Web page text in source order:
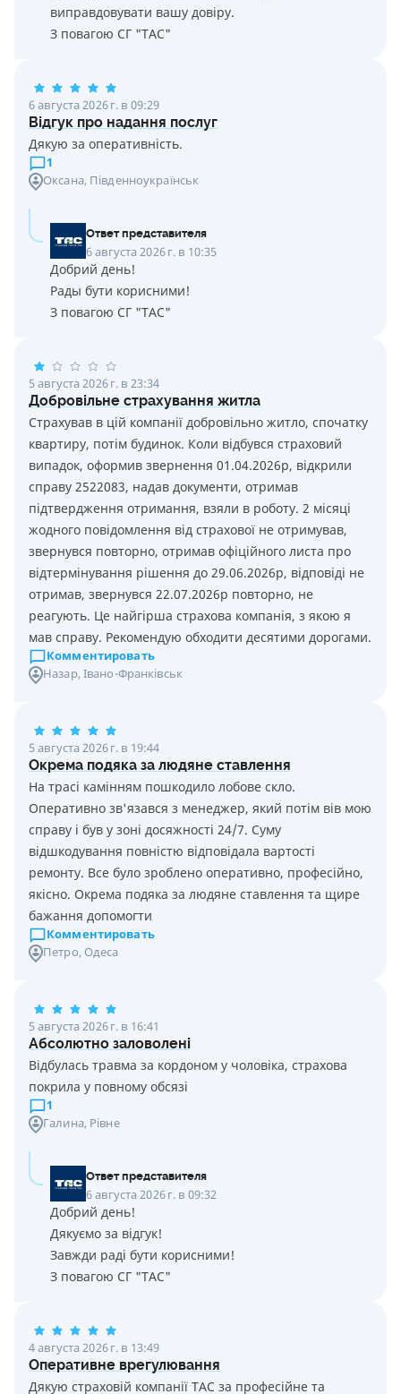
виправдовувати вашу довіру.
З повагою СГ "ТАС"
6 августа 2026 г. в 09:29
Відгук про надання послуг
Дякую за оперативність.
1
Оксана, Південноукраїнськ
Ответ представителя
6 августа 2026 г. в 10:35
Добрий день!
Рады бути корисними!
З повагою СГ "ТАС"
5 августа 2026 г. в 23:34
Добровільне страхування житла
Страхував в цій компанії добровільно житло, спочатку
квартиру, потім будинок. Коли відбувся страховий
випадок, оформив звернення 01.04.2026р, відкрили
справу 2522083, надав документи, отримав
підтвердження отримання, взяли в роботу. 2 місяці
жодного повідомлення від страхової не отримував,
звернувся повторно, отримав офіційного листа про
відтермінування рішення до 29.06.2026р, відповіді не
отримав, звернувся 22.07.2026р повторно, не
реагують. Це найгірша страхова компанія, з якою я
мав справу. Рекомендую обходити десятими дорогами.
Комментировать
Назар, Івано-Франківськ
5 августа 2026 г. в 19:44
Окрема подяка за людяне ставлення
На трасі камінням пошкодило лобове скло.
Оперативно зв'язався з менеджер, який потім вів мою
справу і був у зоні досяжності 24/7. Суму
відшкодування повністю відповідала вартості
ремонту. Все було зроблено оперативно, професійно,
якісно. Окрема подяка за людяне ставлення та щире
бажання допомогти
Комментировать
Петро, Одеса
5 августа 2026 г. в 16:41
Абсолютно заловолені
Відбулась травма за кордоном у чоловіка, страхова
покрила у повному обсязі
1
Галина, Рівне
Ответ представителя
6 августа 2026 г. в 09:32
Добрий день!
Дякуємо за відгук!
Завжди раді бути корисними!
З повагою СГ "ТАС"
4 августа 2026 г. в 13:49
Оперативне врегулювання
Дякую страховій компанії ТАС за професійне та